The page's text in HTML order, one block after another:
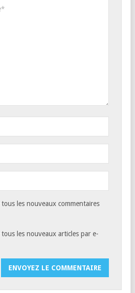
les nouveaux commentaires
les nouveaux articles par e-